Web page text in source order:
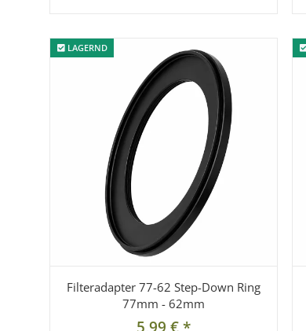
LAGERND
LAGERND
Filteradapter 77-62 Step-Down Ring
77mm - 62mm
5,99 €*